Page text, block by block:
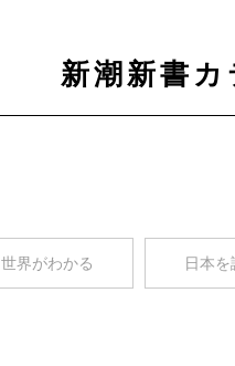
新潮新書カ
世界がわかる 日本を